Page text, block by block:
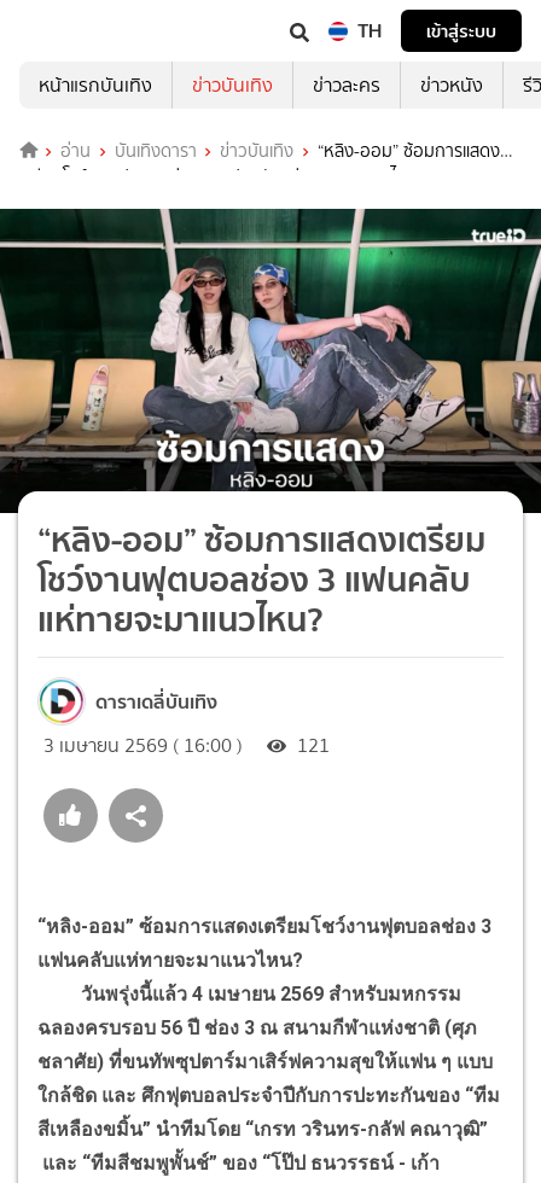
TH
เข้าสู่ระบบ
หน้าแรกบันเทิง
ข่าวบันเทิง ข่าวละคร ข่าวหนัง รี
อ่าน บันเทิงดารา ข่าวบันเทิง
“หลิง-ออม” ซ้อมการแสดง
เตรียมโชว์งานฟุตบอลช่อง 3 แฟนคลับแห่ทายจะมาแนวไหน?
“หลิง-ออม” ซ้อมการแสดงเตรียม
โชว์งานฟุตบอลช่อง 3 แฟนคลับ
แห่ทายจะมาแนวไหน?
ดาราเดลี่บันเทิง
3 เมษายน 2569 ( 16:00 ) 121
“หลิง-ออม” ซ้อมการแสดงเตรียมโชว์งานฟุตบอลช่อง 3
แฟนคลับแห่ทายจะมาแนวไหน?
วันพรุ่งนี้แล้ว 4 เมษายน 2569 สำหรับมหกรรม
ฉลองครบรอบ 56 ปี ช่อง 3 ณ สนามกีฬาแห่งชาติ (ศุภ
ชลาศัย) ที่ขนทัพซุปตาร์มาเสิร์ฟความสุขให้แฟน ๆ แบบ
ใกล้ชิด และ ศึกฟุตบอลประจำปีกับการปะทะกันของ “ทีม
สีเหลืองขมิ้น” นำทีมโดย “เกรท วรินทร-กลัฟ คณาวุฒิ”
และ “ทีมสีชมพูพั้นช์” ของ “โป๊ป ธนวรรธน์ - เก้า